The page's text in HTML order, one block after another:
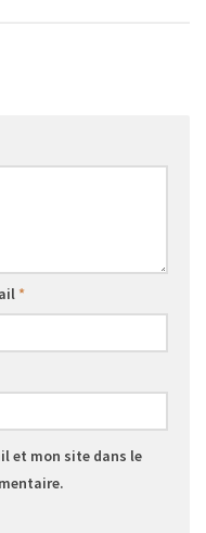
*
et mon site dans le